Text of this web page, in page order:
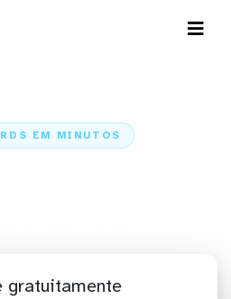
EM MINUTOS
gratuitamente